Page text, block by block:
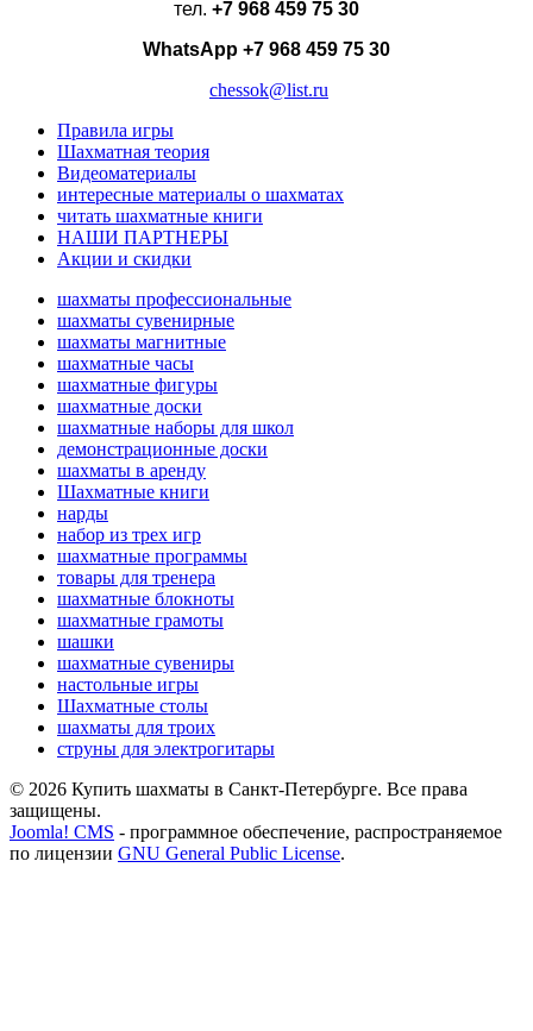
тел. +7 968 459 75 30
WhatsApp +7 968 459 75 30
chessok@list.ru
Правила игры
Шахматная теория
Видеоматериалы
интересные материалы о шахматах
читать шахматные книги
НАШИ ПАРТНЕРЫ
Акции и скидки
шахматы профессиональные
шахматы сувенирные
шахматы магнитные
шахматные часы
шахматные фигуры
шахматные доски
шахматные наборы для школ
демонстрационные доски
шахматы в аренду
Шахматные книги
нарды
набор из трех игр
шахматные программы
товары для тренера
шахматные блокноты
шахматные грамоты
шашки
шахматные сувениры
настольные игры
Шахматные столы
шахматы для троих
струны для электрогитары
© 2026 Купить шахматы в Санкт-Петербурге. Все права
защищены.
Joomla! CMS - программное обеспечение, распространяемое
по лицензии GNU General Public License.